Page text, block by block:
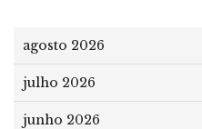
agosto 2026
julho 2026
junho 2026